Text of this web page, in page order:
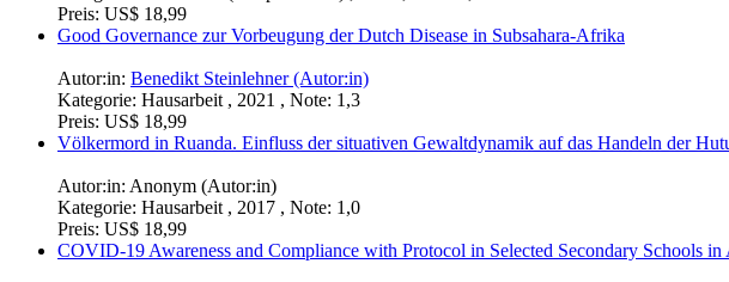
Preis: US$ 18,99
Good Governance zur Vorbeugung der Dutch Disease in Subsahara-Afrika
Autor:in: Benedikt Steinlehner (Autor:in)
Kategorie: Hausarbeit , 2021 , Note: 1,3
Preis: US$ 18,99
Völkermord in Ruanda. Einfluss der situativen Gewaltdynamik auf das Handeln der
Autor:in: Anonym (Autor:in)
Kategorie: Hausarbeit , 2017 , Note: 1,0
Preis: US$ 18,99
COVID-19 Awareness and Compliance with Protocol in Selected Secondary Schools